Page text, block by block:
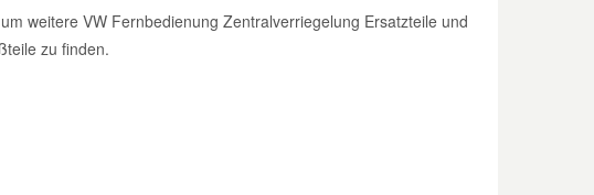
weitere VW Fernbedienung Zentralverriegelung Ersatzteile und
zu finden.